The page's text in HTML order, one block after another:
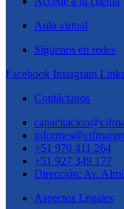
Aula virtual
Síguenos en redes
Facebook Instagram
Contáctanos
+51 970 411 264
+51 927 349 177
Dirección: Av.
Aspectos Legales